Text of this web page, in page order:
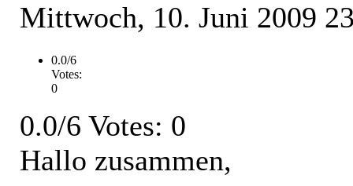
Mittwoch, 10. Juni 2009
0.0/6
Votes:
0
0.0/6 Votes: 0
Hallo zusammen,